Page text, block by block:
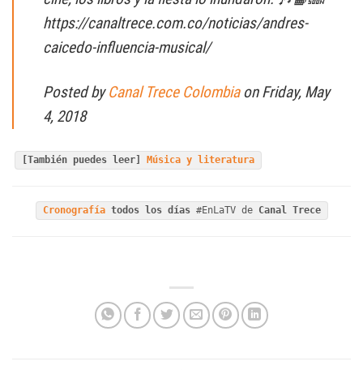
https://canaltrece.com.co/noticias/andres-
caicedo-influencia-musical/
Posted byCanal Trece Colombiaon Friday, May
4, 2018
[También puedes leer] Música y literatura
Cronografía todos los días#EnLaTV de Canal Trece